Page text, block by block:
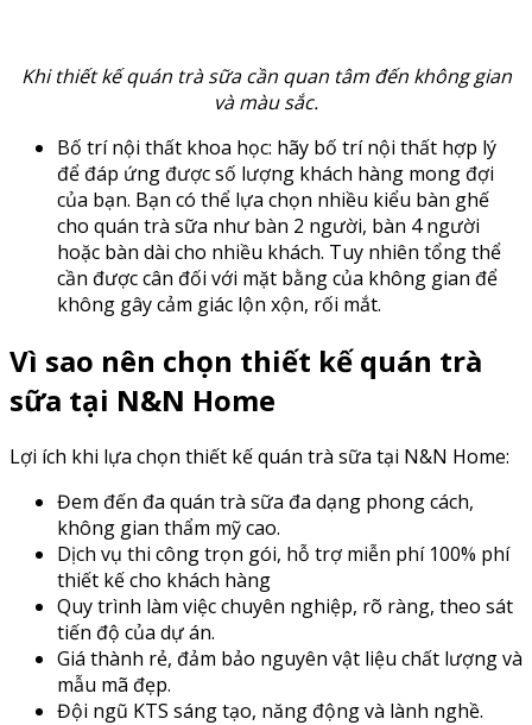
Khi thiết kế quán trà sữa cần quan tâm đến không gian
và màu sắc.
Bố trí nội thất khoa học: hãy bố trí nội thất hợp lý
để đáp ứng được số lượng khách hàng mong đợi
của bạn. Bạn có thể lựa chọn nhiều kiểu bàn ghế
cho quán trà sữa như bàn 2 người, bàn 4 người
hoặc bàn dài cho nhiều khách. Tuy nhiên tổng thể
cần được cân đối với mặt bằng của không gian để
không gây cảm giác lộn xộn, rối mắt.
Vì sao nên chọn thiết kế quán trà
sữa tại N&N Home
Lợi ích khi lựa chọn thiết kế quán trà sữa tại N&N Home:
Đem đến đa quán trà sữa đa dạng phong cách,
không gian thẩm mỹ cao.
Dịch vụ thi công trọn gói, hỗ trợ miễn phí 100% phí
thiết kế cho khách hàng
Quy trình làm việc chuyên nghiệp, rõ ràng, theo sát
tiến độ của dự án.
Giá thành rẻ, đảm bảo nguyên vật liệu chất lượng và
mẫu mã đẹp.
Đội ngũ KTS sáng tạo, năng động và lành nghề.